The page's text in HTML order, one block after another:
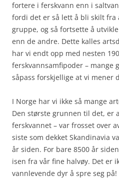
fortere i ferskvann enn i
fordi det er så lett å bli skilt fra
gruppe, og så fortsette å
enn de andre. Dette kalles
har vi endt opp med nesten
ferskvannsamfipoder – mange
såpass forskjellige at vi mener
I Norge har vi ikke så mange
Den største grunnen til det, er
ferskvannet – var frosset over
siste som dekket Skandinavia
år siden. For bare 8500 år
isen fra vår fine halvøy. Det er
vannlevende dyr å spre seg på!